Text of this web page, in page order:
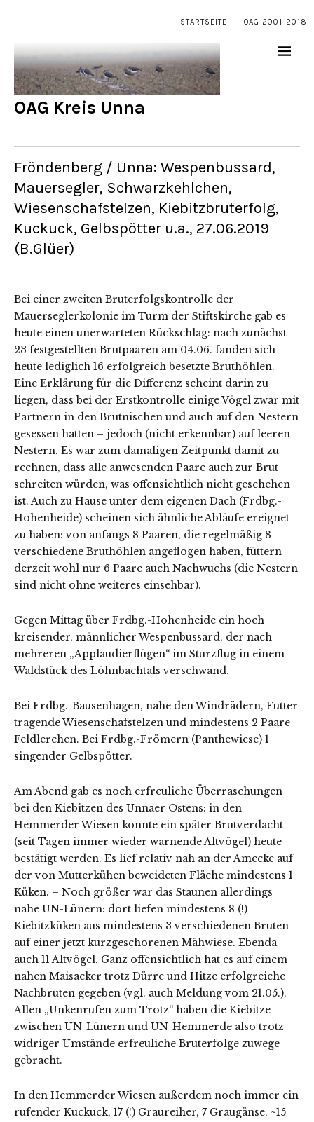
STARTSEITE OAG 2001-2018
OAG Kreis Unna
Fröndenberg / Unna: Wespenbussard,
Mauersegler, Schwarzkehlchen,
Wiesenschafstelzen, Kiebitzbruterfolg,
Kuckuck, Gelbspötter u.a., 27.06.2019
(B.Glüer)
Bei einer zweiten Bruterfolgskontrolle der
Mauerseglerkolonie im Turm der Stiftskirche gab es
heute einen unerwarteten Rückschlag: nach zunächst
23 festgestellten Brutpaaren am 04.06. fanden sich
heute lediglich 16 erfolgreich besetzte Bruthöhlen.
Eine Erklärung für die Differenz scheint darin zu
liegen, dass bei der Erstkontrolle einige Vögel zwar mit
Partnern in den Brutnischen und auch auf den Nestern
gesessen hatten – jedoch (nicht erkennbar) auf leeren
Nestern. Es war zum damaligen Zeitpunkt damit zu
rechnen, dass alle anwesenden Paare auch zur Brut
schreiten würden, was offensichtlich nicht geschehen
ist. Auch zu Hause unter dem eigenen Dach (Frdbg.-
Hohenheide) scheinen sich ähnliche Abläufe ereignet
zu haben: von anfangs 8 Paaren, die regelmäßig 8
verschiedene Bruthöhlen angeflogen haben, füttern
derzeit wohl nur 6 Paare auch Nachwuchs (die Nestern
sind nicht ohne weiteres einsehbar).
Gegen Mittag über Frdbg.-Hohenheide ein hoch
kreisender, männlicher Wespenbussard, der nach
mehreren „Applaudierflügen“ im Sturzflug in einem
Waldstück des Löhnbachtals verschwand.
Bei Frdbg.-Bausenhagen, nahe den Windrädern, Futter
tragende Wiesenschafstelzen und mindestens 2 Paare
Feldlerchen. Bei Frdbg.-Frömern (Panthewiese) 1
singender Gelbspötter.
Am Abend gab es noch erfreuliche Überraschungen
bei den Kiebitzen des Unnaer Ostens: in den
Hemmerder Wiesen konnte ein später Brutverdacht
(seit Tagen immer wieder warnende Altvögel) heute
bestätigt werden. Es lief relativ nah an der Amecke auf
der von Mutterkühen beweideten Fläche mindestens 1
Küken. – Noch größer war das Staunen allerdings
nahe UN-Lünern: dort liefen mindestens 8 (!)
Kiebitzküken aus mindestens 3 verschiedenen Bruten
auf einer jetzt kurzgeschorenen Mähwiese. Ebenda
auch 11 Altvögel. Ganz offensichtlich hat es auf einem
nahen Maisacker trotz Dürre und Hitze erfolgreiche
Nachbruten gegeben (vgl. auch Meldung vom 21.05.).
Allen „Unkenrufen zum Trotz“ haben die Kiebitze
zwischen UN-Lünern und UN-Hemmerde also trotz
widriger Umstände erfreuliche Bruterfolge zuwege
gebracht.
In den Hemmerder Wiesen außerdem noch immer ein
rufender Kuckuck, 17 (!) Graureiher, 7 Graugänse, ~15